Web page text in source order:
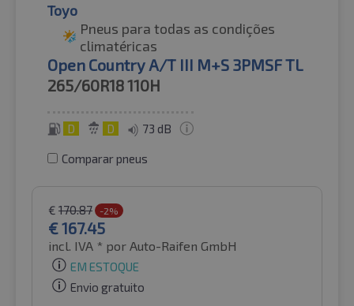
Toyo
Pneus para todas as condições
climatéricas
Open Country A/T III M+S 3PMSF TL
265/60R18110H
D D 73 dB
Comparar pneus
€ 170.87 -2%
€167.45
incl. IVA * por Auto-Raifen GmbH
EM ESTOQUE
Envio gratuito